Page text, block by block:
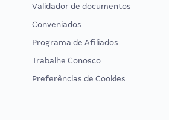
Validador de documentos
Conveniados
Programa de Afiliados
Trabalhe Conosco
Preferências de Cookies